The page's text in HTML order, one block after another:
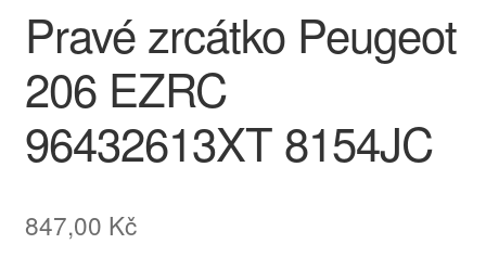
Reklamace
Reklamační řád
Vrakoviště Citroën
Pravé zrcátko Peugeot
206 EZRC
96432613XT 8154JC
847,00 Kč